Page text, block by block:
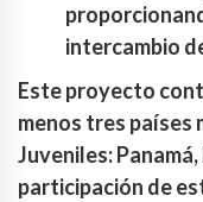
intercambio
Este proyecto
menos tres países
Juveniles:
participación de